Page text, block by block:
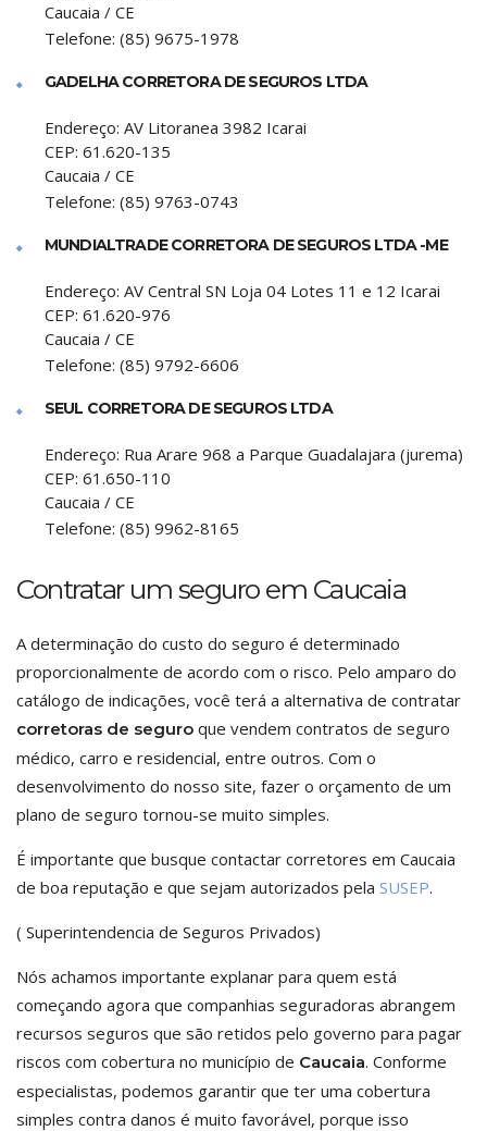
Caucaia / CE
Telefone: (85) 9675-1978
GADELHA CORRETORA DE SEGUROS LTDA
Endereço: AV Litoranea 3982 Icarai
CEP: 61.620-135
Caucaia / CE
Telefone: (85) 9763-0743
MUNDIALTRADE CORRETORA DE SEGUROS LTDA -ME
Endereço: AV Central SN Loja 04 Lotes 11 e 12 Icarai
CEP: 61.620-976
Caucaia / CE
Telefone: (85) 9792-6606
SEUL CORRETORA DE SEGUROS LTDA
Endereço: Rua Arare 968 a Parque Guadalajara (jurema)
CEP: 61.650-110
Caucaia / CE
Telefone: (85) 9962-8165
Contratar um seguro em Caucaia
A determinação do custo do seguro é determinado
proporcionalmente de acordo com o risco. Pelo amparo do
catálogo de indicações, você terá a alternativa de contratar
corretoras de seguro que vendem contratos de seguro
médico, carro e residencial, entre outros. Com o
desenvolvimento do nosso site, fazer o orçamento de um
plano de seguro tornou-se muito simples.
É importante que busque contactar corretores em Caucaia
de boa reputação e que sejam autorizados pela SUSEP.
( Superintendencia de Seguros Privados)
Nós achamos importante explanar para quem está
começando agora que companhias seguradoras abrangem
recursos seguros que são retidos pelo governo para pagar
riscos com cobertura no município de Caucaia. Conforme
especialistas, podemos garantir que ter uma cobertura
simples contra danos é muito favorável, porque isso